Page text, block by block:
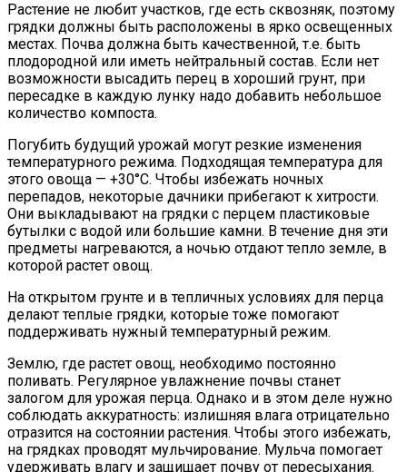
Растение не любит участков, где есть сквозняк, поэтому
грядки должны быть расположены в ярко освещенных
местах. Почва должна быть качественной, т.е. быть
плодородной или иметь нейтральный состав. Если нет
возможности высадить перец в хороший грунт, при
пересадке в каждую лунку надо добавить небольшое
количество компоста.
Погубить будущий урожай могут резкие изменения
температурного режима. Подходящая температура для
этого овоща — +30°С. Чтобы избежать ночных
перепадов, некоторые дачники прибегают к хитрости.
Они выкладывают на грядки с перцем пластиковые
бутылки с водой или большие камни. В течение дня эти
предметы нагреваются, а ночью отдают тепло земле, в
которой растет овощ.
На открытом грунте и в тепличных условиях для перца
делают теплые грядки, которые тоже помогают
поддерживать нужный температурный режим.
Землю, где растет овощ, необходимо постоянно
поливать. Регулярное увлажнение почвы станет
залогом для урожая перца. Однако и в этом деле нужно
соблюдать аккуратность: излишняя влага отрицательно
отразится на состоянии растения. Чтобы этого избежать,
на грядках проводят мульчирование. Мульча помогает
удерживать влагу и защищает почву от пересыхания.